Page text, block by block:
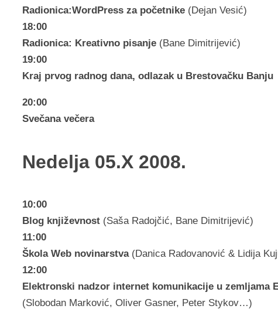
Radionica:WordPress za početnike (Dejan Vesić)
18:00
Radionica: Kreativno pisanje (Bane Dimitrijević)
19:00
Kraj prvog radnog dana, odlazak u Brestovačku Banju
20:00
Svečana večera
Nedelja 05.X 2008.
10:00
Blog književnost (Saša Radojčić, Bane Dimitrijević)
11:00
Škola Web novinarstva(Danica Radovanović & Lidija
12:00
Elektronski nadzor internet komunikacije u zemljama
(Slobodan Marković, Oliver Gasner, Peter Stykov…)